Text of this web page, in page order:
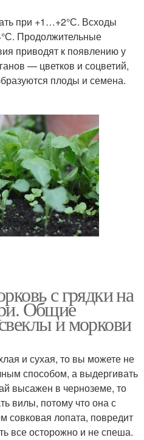
при +1…+2°С. Всходы
Продолжительные
приводят к появлению у
— цветков и соцветий,
плоды и семена.
с грядки на
Общие
и моркови
и сухая, то вы можете не
способом, а выдергивать
высажен в черноземе, то
вилы, потому что она с
совковая лопата, повредит
все осторожно и не спеша.